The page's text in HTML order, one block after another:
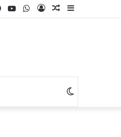
Sidebar
Random
Log
WhatsApp
YouTube
Facebook